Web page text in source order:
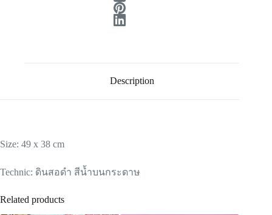
Description
Size: 49 x 38 cm
Technic: ดินสอดำ สีน้ำบนกระดาษ
Related products